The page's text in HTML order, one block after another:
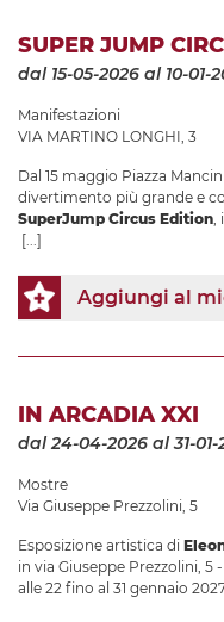
SUPER JUMP
dal 15-05-2026 al 10-01-
Manifestazioni
VIA MARTINO LONGHI, 3
Dal 15 maggio Piazza
divertimento più grande e
SuperJump Circus Edition,
[...]
Aggiungi al
IN ARCADIA XXI
dal 24-04-2026 al 31-
Mostre
Via Giuseppe Prezzolini, 5
Esposizione artistica di
in via Giuseppe Prezzolini, 5
alle 22 fino al 31 gennaio